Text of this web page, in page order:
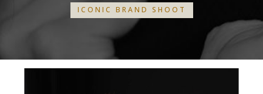
ICONIC BRAND SHOOT